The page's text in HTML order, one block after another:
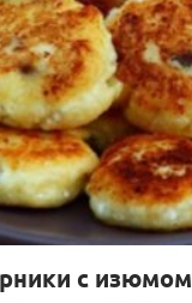
с изюмом